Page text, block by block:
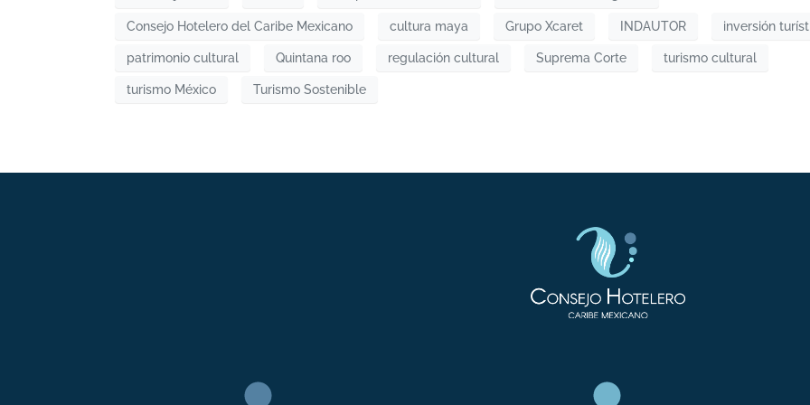
Consejo Hotelero del Caribe Mexicano cultura maya Grupo Xcaret INDAUTOR inversión
patrimonio cultural Quintana roo regulación cultural Suprema Corte turismo cultural
turismo México Turismo Sostenible